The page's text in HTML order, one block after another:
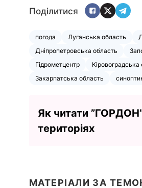
Поділитися
погода Луганська область
Дніпропетровська область
Гідрометцентр
Кіровоградська
Закарпатська область
Як читати
територіях
МАТЕРІАЛИ ЗА